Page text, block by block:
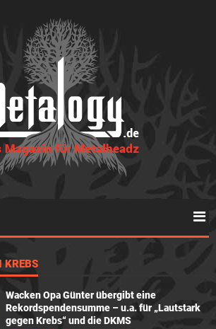
KREBS
Wacken Opa Günter übergibt eine
Rekordspendensumme – u.a. für „Lautstark
gegen Krebs“ und die DKMS